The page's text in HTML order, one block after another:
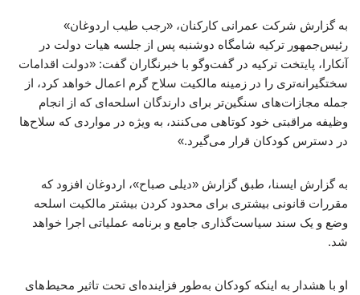
به گزارش شرکت عمرانی کارکنان، «رجب طیب اردوغان»
رئیس‌جمهور ترکیه شامگاه دوشنبه پس از جلسه هیات دولت در
آنکارا، پایتخت ترکیه در گفت‌وگو با خبرنگاران گفت: «دولت اقدامات
سختگیرانه‌تری را در زمینه مالکیت سلاح گرم اعمال خواهد کرد، از
جمله مجازات‌های سنگین‌تر برای دارندگان اسلحه‌ای که از انجام
وظیفه مراقبتی خود کوتاهی می‌کنند، به ویژه در مواردی که سلاح‌ها
در دسترس کودکان قرار می‌گیرد.»
به گزارش ایسنا، طبق گزارش «دیلی صباح»، اردوغان افزود که
مقررات قانونی بیشتری برای محدود کردن بیشتر مالکیت اسلحه
وضع و یک سند سیاست‌گذاری جامع و برنامه عملیاتی اجرا خواهد
شد.
او با هشدار به اینکه کودکان به‌طور فزاینده‌ای تحت تاثیر محیط‌های